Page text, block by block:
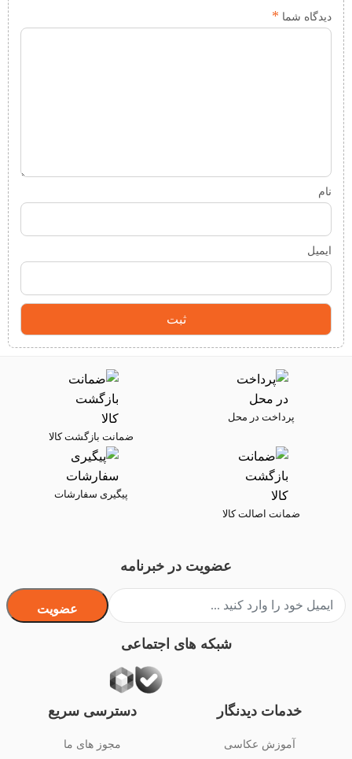
دیدگاه شما *
نام
ایمیل
پرداخت در محل
ضمانت بازگشت کالا
ضمانت اصالت کالا
پیگیری سفارشات
خدمات دیدنگار
آموزش عکاسی
دسترسی سریع
مجوز های ما
عضویت در خبرنامه
عضویت
شبکه های اجتماعی